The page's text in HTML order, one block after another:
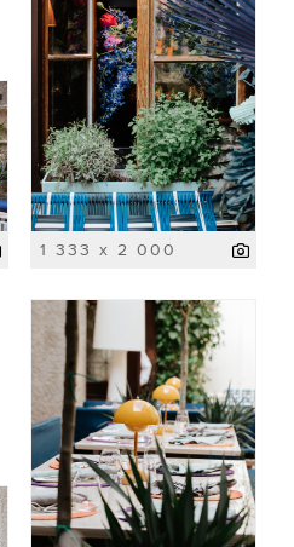
1 333 x 2 000